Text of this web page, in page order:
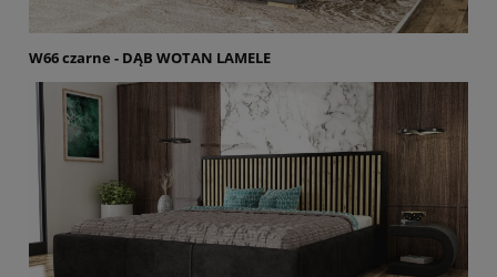
W66 czarne - DĄB WOTAN LAMELE